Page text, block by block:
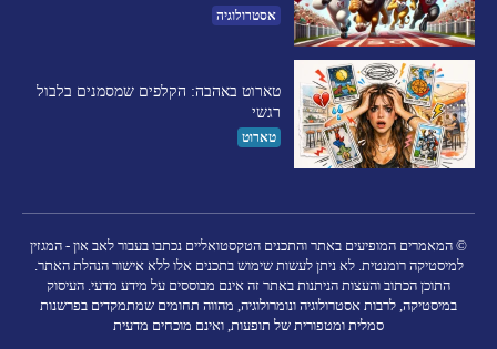
אסטרולוגיה
טארוט באהבה: הקלפים שמסמנים בלבול
רגשי
טארוט
© המאמרים המופיעים באתר והתכנים הטקסטואליים נכתבו בעבור לאב און - המגזין
למיסטיקה רומנטית. לא ניתן לעשות שימוש בתכנים אלו ללא אישור הנהלת האתר.
התוכן הכתוב והעצות הניתנות באתר זה אינם מבוססים על מידע מדעי. העיסוק
במיסטיקה, לרבות אסטרולוגיה ונומרולוגיה, מהווה תחומים שמתמקדים בפרשנות
סמלית ומטפורית של תופעות, ואינם מוכחים מדעית